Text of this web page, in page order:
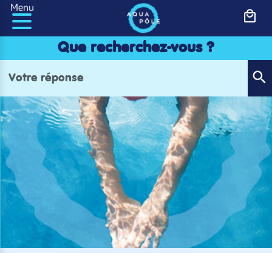
Panneau de gestion des cookies
Menu
Que recherchez-vous ?